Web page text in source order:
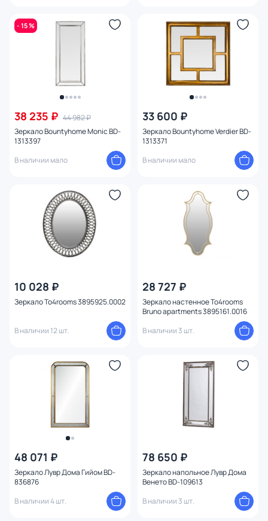
- 15 %
38 235 ₽ 44 982 ₽
Зеркало Bountyhome Monic BD-
1313397
В наличии мало
33 600 ₽
Зеркало Bountyhome Verdier BD-
1313371
В наличии мало
10 028 ₽
Зеркало To4rooms 3895925.0002
В наличии 12 шт.
28 727 ₽
Зеркало настенное To4rooms
Bruno apartments 3895161.0016
В наличии 3 шт.
48 071 ₽
Зеркало Лувр Дома Гийом BD-
836876
В наличии 4 шт.
78 650 ₽
Зеркало напольное Лувр Дома
Венето BD-109613
В наличии 3 шт.